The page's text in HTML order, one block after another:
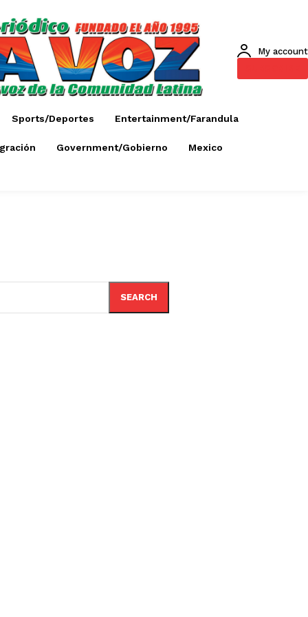
My account
Sports/Deportes Entertainment/Farandula
Government/Gobierno Mexico
SEARCH